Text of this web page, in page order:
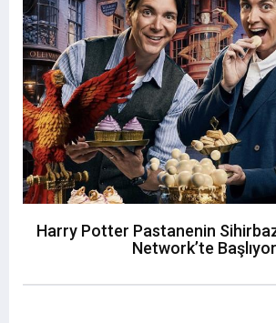
Harry Potter Pastanenin
Network’te Başlıyor